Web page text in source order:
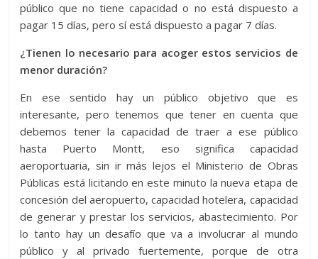
público que no tiene capacidad o no está dispuesto a
pagar 15 días, pero sí está dispuesto a pagar 7 días.
¿Tienen lo necesario para acoger estos servicios de
menor duración?
En ese sentido hay un público objetivo que es
interesante, pero tenemos que tener en cuenta que
debemos tener la capacidad de traer a ese público
hasta Puerto Montt, eso significa capacidad
aeroportuaria, sin ir más lejos el Ministerio de Obras
Públicas está licitando en este minuto la nueva etapa de
concesión del aeropuerto, capacidad hotelera, capacidad
de generar y prestar los servicios, abastecimiento. Por
lo tanto hay un desafío que va a involucrar al mundo
público y al privado fuertemente, porque de otra